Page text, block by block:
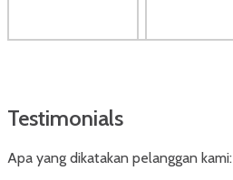
Testimonials
Apa yang dikatakan pelanggan kami: